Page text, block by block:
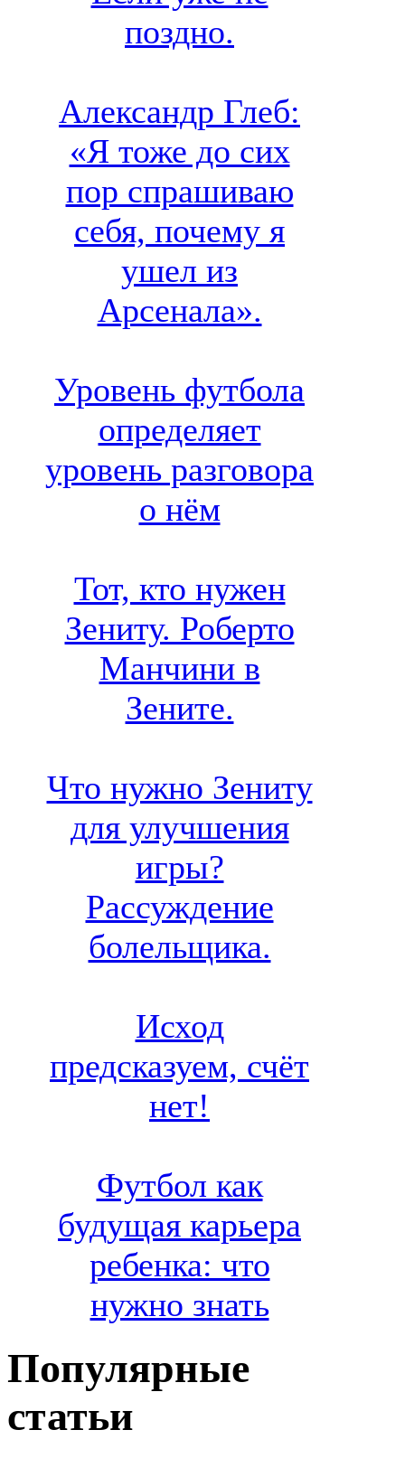
поздно.
Александр Глеб:
«Я тоже до сих
пор спрашиваю
себя, почему я
ушел из
Арсенала».
Уровень футбола
определяет
уровень разговора
о нём
Тот, кто нужен
Зениту. Роберто
Манчини в
Зените.
Что нужно Зениту
для улучшения
игры?
Рассуждение
болельщика.
Исход
предсказуем, счёт
нет!
Футбол как
будущая карьера
ребенка: что
нужно знать
Популярные
статьи